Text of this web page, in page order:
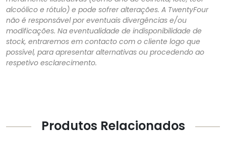
alcoólico e rótulo) e pode sofrer alterações. A TwentyFour
não é responsável por eventuais divergências e/ou
modificações. Na eventualidade de indisponibilidade de
stock, entraremos em contacto com o cliente logo que
possível, para apresentar alternativas ou procedendo ao
respetivo esclarecimento.
Produtos Relacionados